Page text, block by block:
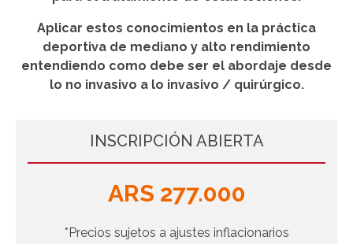
Aplicar estos conocimientos en la práctica
deportiva de mediano y alto rendimiento
entendiendo como debe ser el abordaje desde
lo no invasivo a lo invasivo / quirúrgico.
INSCRIPCIÓN ABIERTA
ARS 277.000
*Precios sujetos a ajustes inflacionarios